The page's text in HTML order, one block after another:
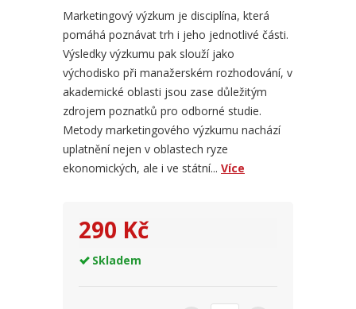
Marketingový výzkum je disciplína, která
pomáhá poznávat trh i jeho jednotlivé části.
Výsledky výzkumu pak slouží jako
východisko při manažerském rozhodování, v
akademické oblasti jsou zase důležitým
zdrojem poznatků pro odborné studie.
Metody marketingového výzkumu nachází
uplatnění nejen v oblastech ryze
ekonomických, ale i ve státní... Více
290 Kč
Skladem